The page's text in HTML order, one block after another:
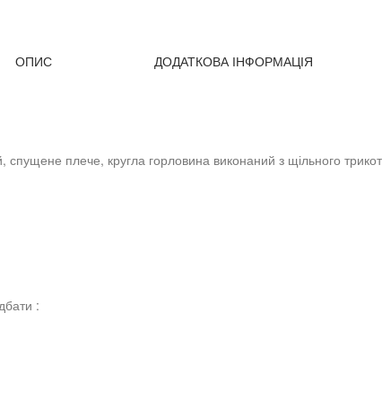
ОПИС ДОДАТКОВА ІНФОРМАЦІЯ
спущене плече, кругла горловина виконаний з щільного
: